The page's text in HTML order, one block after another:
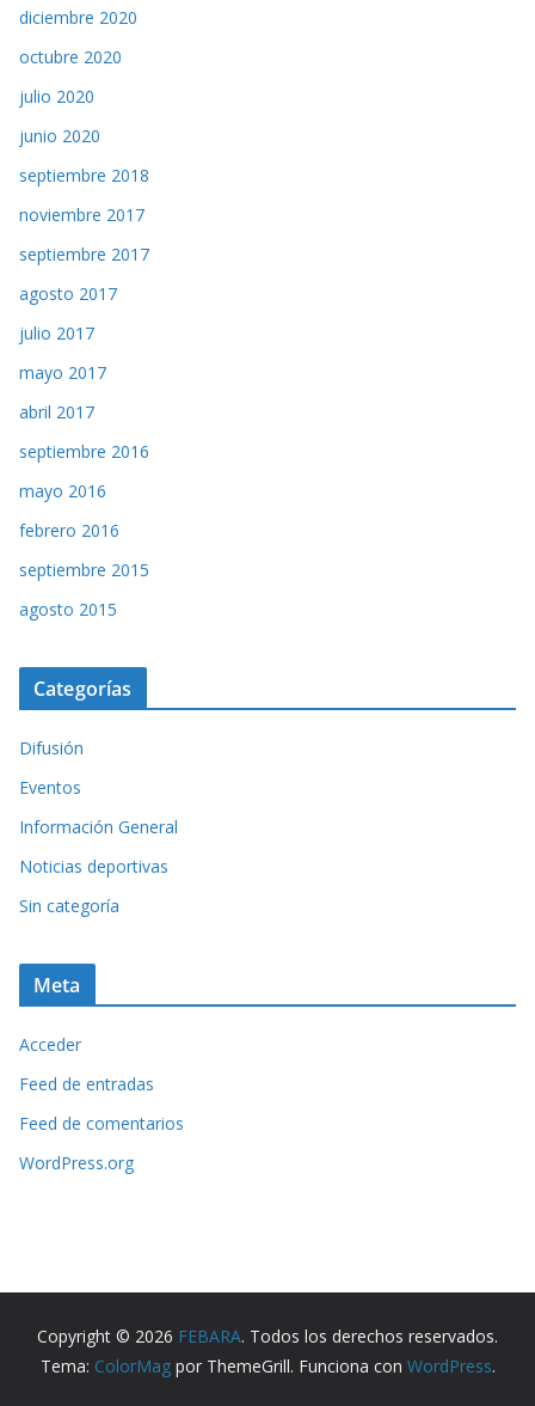
diciembre 2020
octubre 2020
julio 2020
junio 2020
septiembre 2018
noviembre 2017
septiembre 2017
agosto 2017
julio 2017
mayo 2017
abril 2017
septiembre 2016
mayo 2016
febrero 2016
septiembre 2015
agosto 2015
Categorías
Difusión
Eventos
Información General
Noticias deportivas
Sin categoría
Meta
Acceder
Feed de entradas
Feed de comentarios
WordPress.org
Copyright © 2026 FEBARA. Todos los derechos reservados.
Tema: ColorMagpor ThemeGrill. Funciona con WordPress.